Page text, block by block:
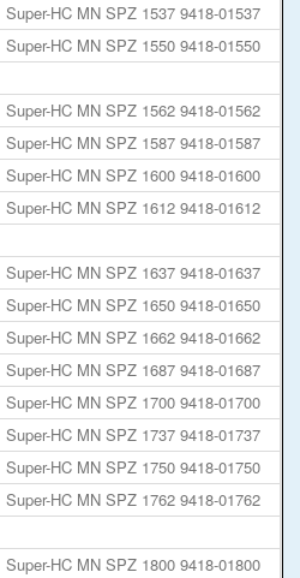
Super-HC MN SPZ 1537 9418-01537
Super-HC MN SPZ 1550 9418-01550
Super-HC MN SPZ 1562 9418-01562
Super-HC MN SPZ 1587 9418-01587
Super-HC MN SPZ 1600 9418-01600
Super-HC MN SPZ 1612 9418-01612
Super-HC MN SPZ 1637 9418-01637
Super-HC MN SPZ 1650 9418-01650
Super-HC MN SPZ 1662 9418-01662
Super-HC MN SPZ 1687 9418-01687
Super-HC MN SPZ 1700 9418-01700
Super-HC MN SPZ 1737 9418-01737
Super-HC MN SPZ 1750 9418-01750
Super-HC MN SPZ 1762 9418-01762
Super-HC MN SPZ 1800 9418-01800